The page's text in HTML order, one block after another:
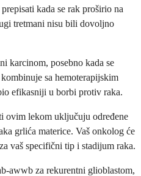
kada se rak proširio na
tretmani nisu bili dovoljno
karcinom, posebno kada se
sa hemoterapijskim
efikasniji u borbi protiv raka.
ovim lekom uključuju određene
grlića materice. Vaš onkolog će
vaš specifični tip i stadijum raka.
awwb za rekurentni glioblastom,